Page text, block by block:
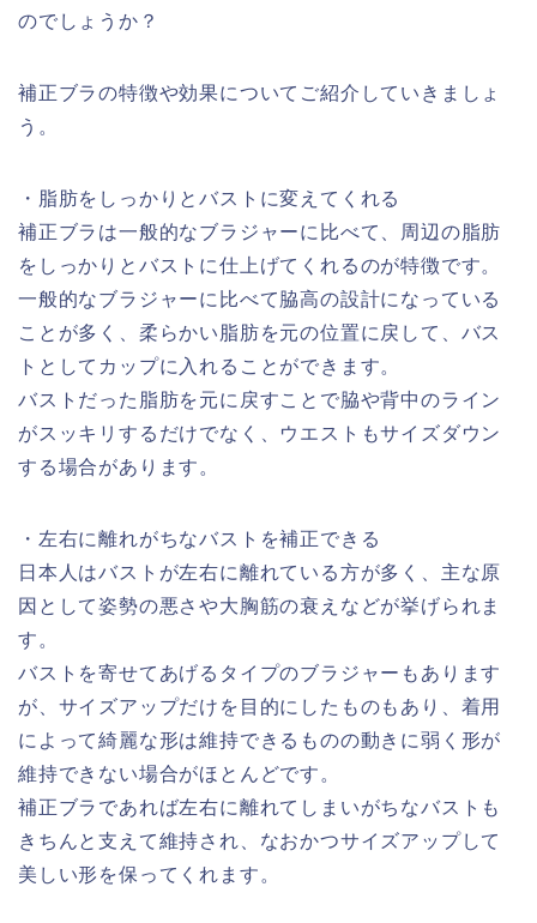
のでしょうか？
補正ブラの特徴や効果についてご紹介していきましょ
う。
・脂肪をしっかりとバストに変えてくれる
補正ブラは一般的なブラジャーに比べて、周辺の脂肪
をしっかりとバストに仕上げてくれるのが特徴です。
一般的なブラジャーに比べて脇高の設計になっている
ことが多く、柔らかい脂肪を元の位置に戻して、バス
トとしてカップに入れることができます。
バストだった脂肪を元に戻すことで脇や背中のライン
がスッキリするだけでなく、ウエストもサイズダウン
する場合があります。
・左右に離れがちなバストを補正できる
日本人はバストが左右に離れている方が多く、主な原
因として姿勢の悪さや大胸筋の衰えなどが挙げられま
す。
バストを寄せてあげるタイプのブラジャーもあります
が、サイズアップだけを目的にしたものもあり、着用
によって綺麗な形は維持できるものの動きに弱く形が
維持できない場合がほとんどです。
補正ブラであれば左右に離れてしまいがちなバストも
きちんと支えて維持され、なおかつサイズアップして
美しい形を保ってくれます。